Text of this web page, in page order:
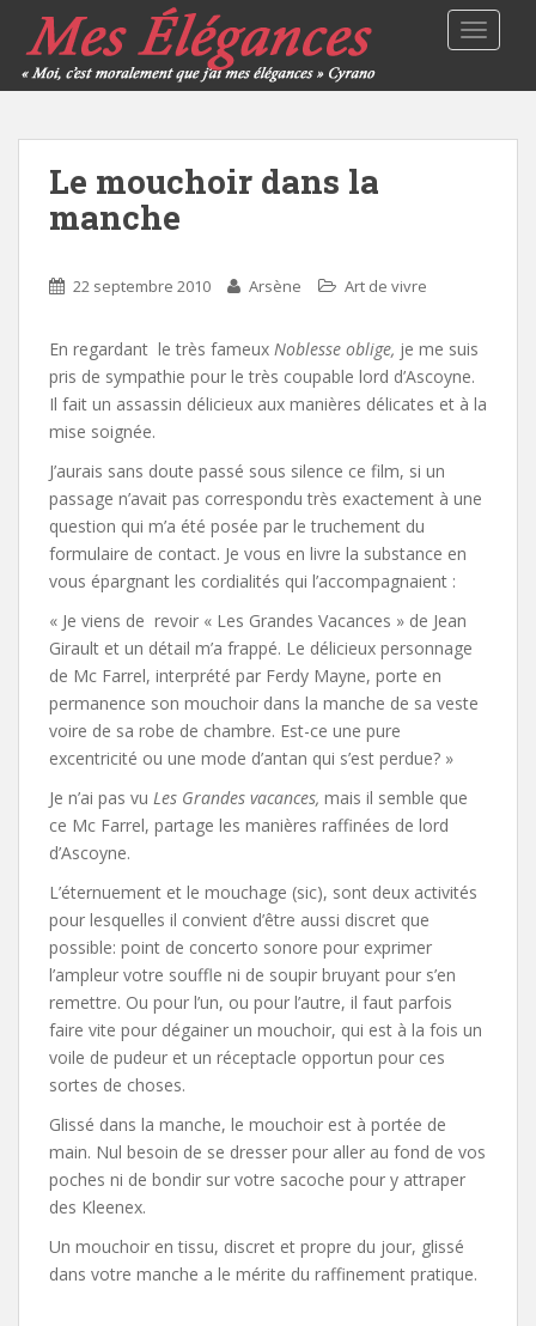
Le mouchoir dans la
manche
22 septembre 2010 Arsène Art de vivre
En regardant le très fameux Noblesse oblige, je me suis
pris de sympathie pour le très coupable lord d’Ascoyne.
Il fait un assassin délicieux aux manières délicates et à la
mise soignée.
J’aurais sans doute passé sous silence ce film, si un
passage n’avait pas correspondu très exactement à une
question qui m’a été posée par le truchement du
formulaire de contact. Je vous en livre la substance en
vous épargnant les cordialités qui l’accompagnaient :
« Je viens de revoir « Les Grandes Vacances » de Jean
Girault et un détail m’a frappé. Le délicieux personnage
de Mc Farrel, interprété par Ferdy Mayne, porte en
permanence son mouchoir dans la manche de sa veste
voire de sa robe de chambre. Est-ce une pure
excentricité ou une mode d’antan qui s’est perdue? »
Je n’ai pas vu Les Grandes vacances, mais il semble que
ce Mc Farrel, partage les manières raffinées de lord
d’Ascoyne.
L’éternuement et le mouchage (sic), sont deux activités
pour lesquelles il convient d’être aussi discret que
possible: point de concerto sonore pour exprimer
l’ampleur votre souffle ni de soupir bruyant pour s’en
remettre. Ou pour l’un, ou pour l’autre, il faut parfois
faire vite pour dégainer un mouchoir, qui est à la fois un
voile de pudeur et un réceptacle opportun pour ces
sortes de choses.
Glissé dans la manche, le mouchoir est à portée de
main. Nul besoin de se dresser pour aller au fond de vos
poches ni de bondir sur votre sacoche pour y attraper
des Kleenex.
Un mouchoir en tissu, discret et propre du jour, glissé
dans votre manche a le mérite du raffinement pratique.